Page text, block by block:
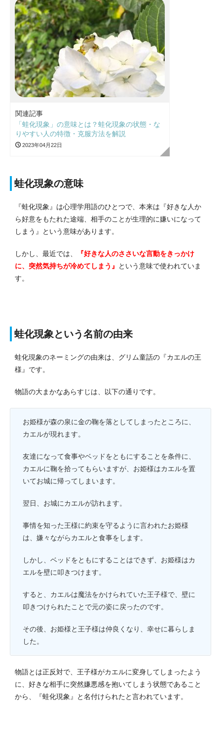
関連記事
「蛙化現象」の意味とは？蛙化現象の状態・な
りやすい人の特徴・克服方法を解説
2023年04月22日
蛙化現象の意味
『蛙化現象』は心理学用語のひとつで、本来は『好きな人か
ら好意をもたれた途端、相手のことが生理的に嫌いになって
しまう』という意味があります。
しかし、最近では、
『好きな人のささいな言動をきっかけ
に、突然気持ちが冷めてしまう』
という意味で使われていま
す。
蛙化現象という名前の由来
蛙化現象のネーミングの由来は、グリム童話の『カエルの王
様』です。
物語の大まかなあらすじは、以下の通りです。
お姫様が森の泉に金の鞠を落としてしまったところに、
カエルが現れます。
友達になって食事やベッドをともにすることを条件に、
カエルに鞠を拾ってもらいますが、お姫様はカエルを置
いてお城に帰ってしまいます。
翌日、お城にカエルが訪れます。
事情を知った王様に約束を守るように言われたお姫様
は、嫌々ながらカエルと食事をします。
しかし、ベッドをともにすることはできず、お姫様はカ
エルを壁に叩きつけます。
すると、カエルは魔法をかけられていた王子様で、壁に
叩きつけられたことで元の姿に戻ったのです。
その後、お姫様と王子様は仲良くなり、幸せに暮らしま
した。
物語とは正反対で、王子様がカエルに変身してしまったよう
に、好きな相手に突然嫌悪感を抱いてしまう状態であること
から、『蛙化現象』と名付けられたと言われています。